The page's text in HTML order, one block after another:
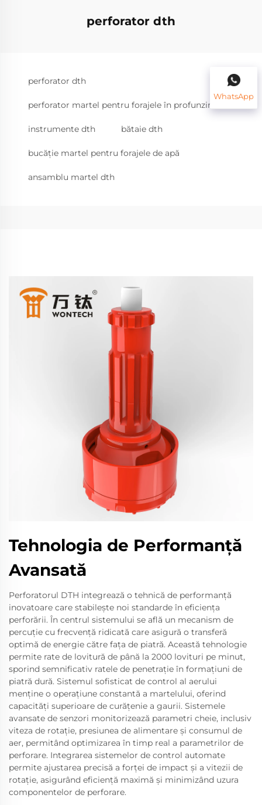
perforator dth
perforator dth
perforator martel pentru forajele în profunzime
instrumente dth bătaie dth
bucăție martel pentru forajele de apă
ansamblu martel dth
Tehnologia de Performanță
Avansată
Perforatorul DTH integrează o tehnică de performanță
inovatoare care stabilește noi standarde în eficiența
perforării. În centrul sistemului se află un mecanism de
percuție cu frecvență ridicată care asigură o transferă
optimă de energie către fața de piatră. Această tehnologie
permite rate de lovitură de până la 2000 lovituri pe minut,
sporind semnificativ ratele de penetrație în formațiuni de
piatră dură. Sistemul sofisticat de control al aerului
menține o operațiune constantă a martelului, oferind
capacități superioare de curățenie a gaurii. Sistemele
avansate de senzori monitorizează parametri cheie, inclusiv
viteza de rotație, presiunea de alimentare și consumul de
aer, permitând optimizarea în timp real a parametrilor de
perforare. Integrarea sistemelor de control automate
permite ajustarea precisă a forței de impact și a vitezii de
rotație, asigurând eficiență maximă și minimizând uzura
componentelor de perforare.
WhatsApp